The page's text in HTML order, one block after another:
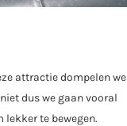
attractie dompelen we
dus we gaan vooral
te bewegen.